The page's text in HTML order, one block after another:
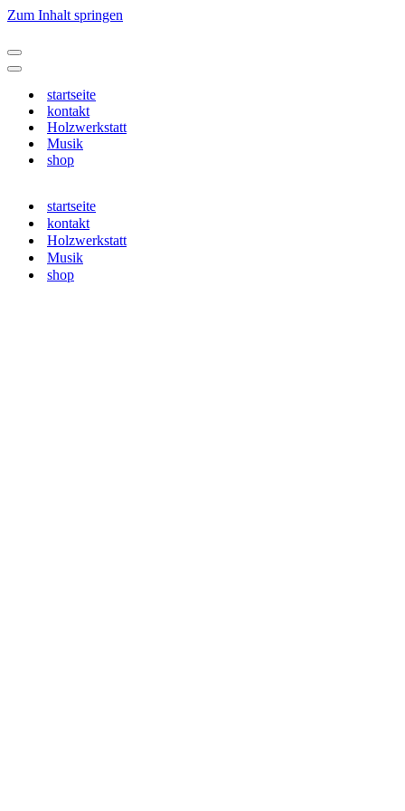
Zum Inhalt springen
Navigationsmenü
Navigationsmenü
startseite
kontakt
Holzwerkstatt
Musik
shop
startseite
kontakt
Holzwerkstatt
Musik
shop